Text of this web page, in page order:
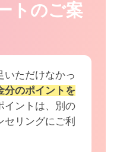
トのご案
いただけなかっ
分のポイントを
イントは、別の
セリングにご利